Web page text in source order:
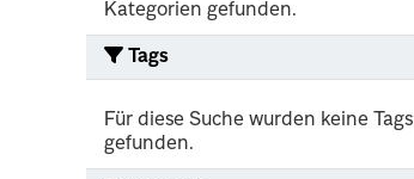
Kategorien gefunden.
Tags
Für diese Suche wurden keine Tags
gefunden.